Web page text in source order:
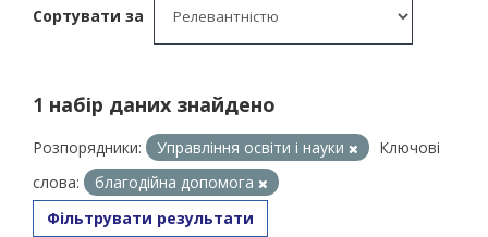
Сортувати за
1 набір даних знайдено
Розпорядники: Управління освіти і науки
Ключові
слова:
благодійна допомога
Фільтрувати результати